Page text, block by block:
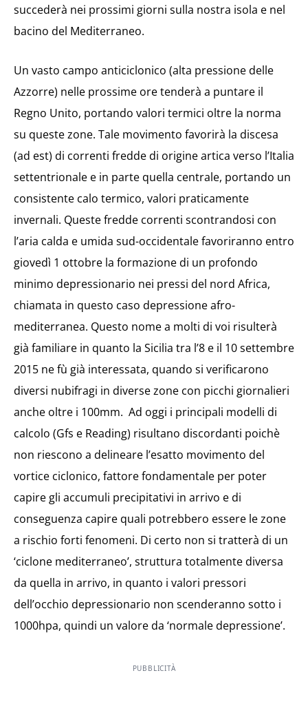
succederà nei prossimi giorni sulla nostra isola e nel
bacino del Mediterraneo.
Un vasto campo anticiclonico (alta pressione delle
Azzorre) nelle prossime ore tenderà a puntare il
Regno Unito, portando valori termici oltre la norma
su queste zone. Tale movimento favorirà la discesa
(ad est) di correnti fredde di origine artica verso l’Italia
settentrionale e in parte quella centrale, portando un
consistente calo termico, valori praticamente
invernali. Queste fredde correnti scontrandosi con
l’aria calda e umida sud-occidentale favoriranno entro
giovedì 1 ottobre la formazione di un profondo
minimo depressionario nei pressi del nord Africa,
chiamata in questo caso depressione afro-
mediterranea. Questo nome a molti di voi risulterà
già familiare in quanto la Sicilia tra l’8 e il 10 settembre
2015 ne fù già interessata, quando si verificarono
diversi nubifragi in diverse zone con picchi giornalieri
anche oltre i 100mm. Ad oggi i principali modelli di
calcolo (Gfs e Reading) risultano discordanti poichè
non riescono a delineare l’esatto movimento del
vortice ciclonico, fattore fondamentale per poter
capire gli accumuli precipitativi in arrivo e di
conseguenza capire quali potrebbero essere le zone
a rischio forti fenomeni. Di certo non si tratterà di un
‘ciclone mediterraneo’, struttura totalmente diversa
da quella in arrivo, in quanto i valori pressori
dell’occhio depressionario non scenderanno sotto i
1000hpa, quindi un valore da ‘normale depressione’.
PUBBLICITÀ